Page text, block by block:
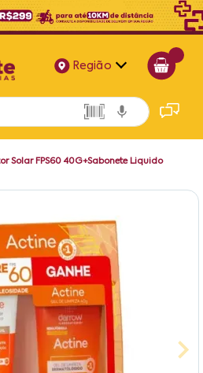
Região
Alagoas
Bahia
Solar FPS60 40G+Sabonete Liquido